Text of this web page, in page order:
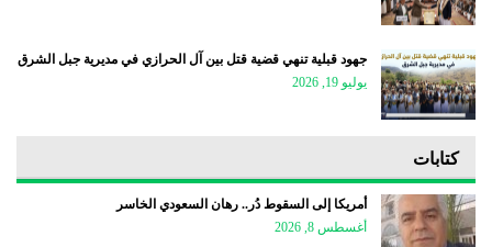
جهود قبلية تنهي قضية قتل بين آل الحرازي في مديرية جبل الشرق
يوليو 19, 2026
كتابات
أمريكا إلى السقوط دُر.. رهان السعودي الخاسر
أغسطس 8, 2026